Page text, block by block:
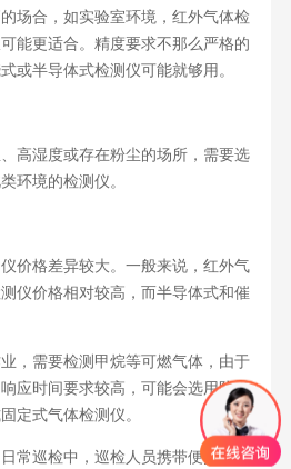
合，如实验室环境，红外气体检
能更适合。精度要求不那么严格的
或半导体式检测仪可能就够用。
湿度或存在粉尘的场所，需要选
环境的检测仪。
格差异较大。一般来说，红外气
仪价格相对较高，而半导体式和催
需要检测甲烷等可燃气体，由于
应时间要求较高，可能会选用防爆
定式气体检测仪。
巡检中，巡检人员携带便携式单